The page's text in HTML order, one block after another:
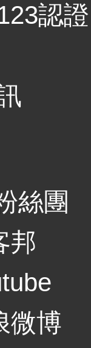
認證
絲團
邦
微博